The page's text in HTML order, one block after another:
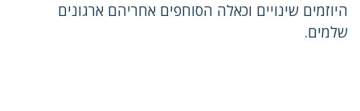
היוזמים שינויים וכאלה הסוחפים אחריהם ארגונים
שלמים.